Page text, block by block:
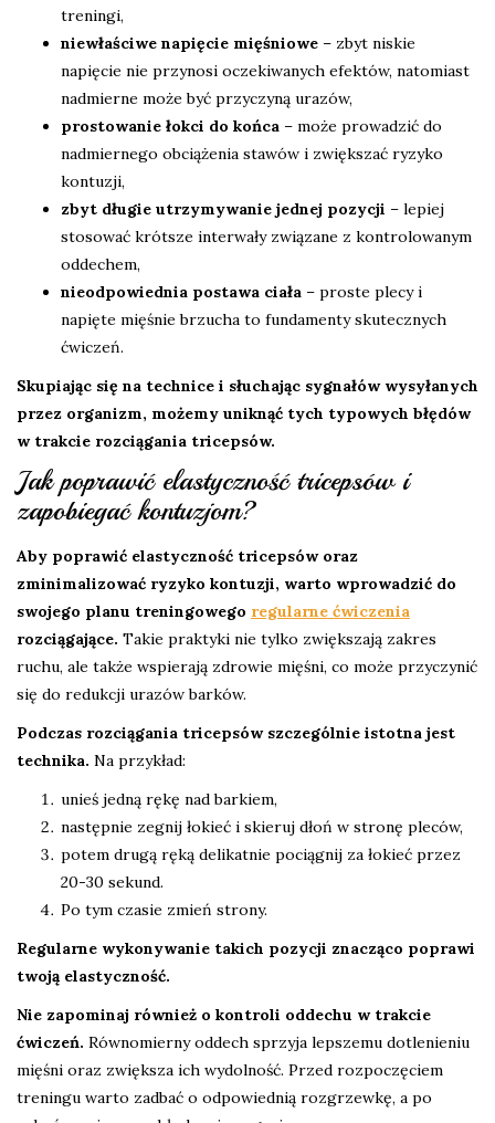
treningi,
niewłaściwe napięcie mięśniowe – zbyt niskie
napięcie nie przynosi oczekiwanych efektów, natomiast
nadmierne może być przyczyną urazów,
prostowanie łokci do końca – może prowadzić do
nadmiernego obciążenia stawów i zwiększać ryzyko
kontuzji,
zbyt długie utrzymywanie jednej pozycji – lepiej
stosować krótsze interwały związane z kontrolowanym
oddechem,
nieodpowiednia postawa ciała – proste plecy i
napięte mięśnie brzucha to fundamenty skutecznych
ćwiczeń.
Skupiając się na technice i słuchając sygnałów wysyłanych
przez organizm, możemy uniknąć tych typowych błędów
w trakcie rozciągania tricepsów.
Jak poprawić elastyczność tricepsów i
zapobiegać kontuzjom?
Aby poprawić elastyczność tricepsów oraz
zminimalizować ryzyko kontuzji, warto wprowadzić do
swojego planu treningowego regularne ćwiczenia
rozciągające. Takie praktyki nie tylko zwiększają zakres
ruchu, ale także wspierają zdrowie mięśni, co może przyczynić
się do redukcji urazów barków.
Podczas rozciągania tricepsów szczególnie istotna jest
technika. Na przykład:
unieś jedną rękę nad barkiem,
następnie zegnij łokieć i skieruj dłoń w stronę pleców,
potem drugą ręką delikatnie pociągnij za łokieć przez
20-30 sekund.
Po tym czasie zmień strony.
Regularne wykonywanie takich pozycji znacząco poprawi
twoją elastyczność.
Nie zapominaj również o kontroli oddechu w trakcie
ćwiczeń. Równomierny oddech sprzyja lepszemu dotlenieniu
mięśni oraz zwiększa ich wydolność. Przed rozpoczęciem
treningu warto zadbać o odpowiednią rozgrzewkę, a po